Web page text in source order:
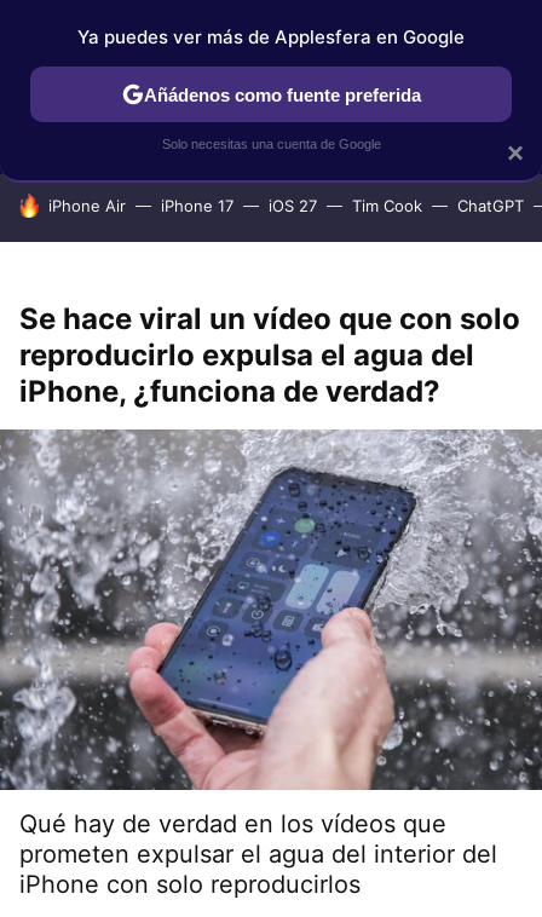
IPHONE TUTORIALES APPLESFERA SELECCIÓN
HOY SE HABLA DE
iPhone Air iPhone 17 iOS 27 Tim Cook ChatGPT
Se hace viral un vídeo que con solo
reproducirlo expulsa el agua del
iPhone, ¿funciona de verdad?
Qué hay de verdad en los vídeos que
prometen expulsar el agua del interior del
iPhone con solo reproducirlos
×
Ya puedes ver más de Applesfera en Google
Añádenos como fuente preferida
Solo necesitas una cuenta de Google